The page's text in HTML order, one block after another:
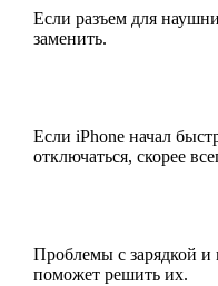
Если разъем для
заменить.
Если iPhone начал
отключаться, скорее
Проблемы с зарядкой
поможет решить их.